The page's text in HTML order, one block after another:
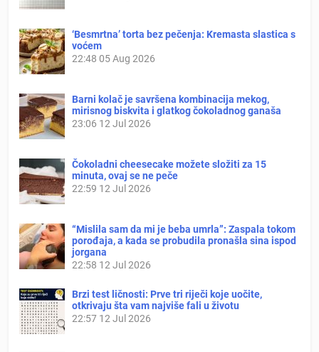
‘Besmrtna’ torta bez pečenja: Kremasta slastica s
voćem
22:48 05 Aug 2026
Barni kolač je savršena kombinacija mekog,
mirisnog biskvita i glatkog čokoladnog ganaša
23:06 12 Jul 2026
Čokoladni cheesecake možete složiti za 15
minuta, ovaj se ne peče
22:59 12 Jul 2026
“Mislila sam da mi je beba umrla”: Zaspala tokom
porođaja, a kada se probudila pronašla sina ispod
jorgana
22:58 12 Jul 2026
Brzi test ličnosti: Prve tri riječi koje uočite,
otkrivaju šta vam najviše fali u životu
22:57 12 Jul 2026